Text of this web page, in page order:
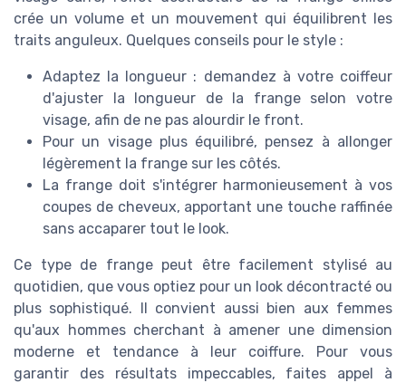
crée un volume et un mouvement qui équilibrent les
traits anguleux. Quelques conseils pour le style :
Adaptez la longueur : demandez à votre coiffeur
d'ajuster la longueur de la frange selon votre
visage, afin de ne pas alourdir le front.
Pour un visage plus équilibré, pensez à allonger
légèrement la frange sur les côtés.
La frange doit s'intégrer harmonieusement à vos
coupes de cheveux, apportant une touche raffinée
sans accaparer tout le look.
Ce type de frange peut être facilement stylisé au
quotidien, que vous optiez pour un look décontracté ou
plus sophistiqué. Il convient aussi bien aux femmes
qu'aux hommes cherchant à amener une dimension
moderne et tendance à leur coiffure. Pour vous
garantir des résultats impeccables, faites appel à